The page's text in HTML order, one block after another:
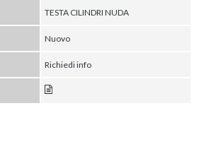
TESTA CILINDRI NUDA
Nuovo
Richiedi info